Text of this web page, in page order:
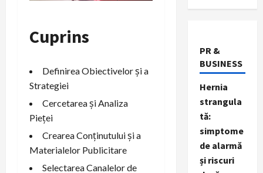
Cuprins
Definirea Obiectivelor și a
Strategiei
Cercetarea și Analiza
Pieței
Crearea Conținutului și a
Materialelor Publicitare
Selectarea Canalelor de
PR &
BUSINESS
Hernia
strangula
tă:
simptome
de alarmă
și riscuri